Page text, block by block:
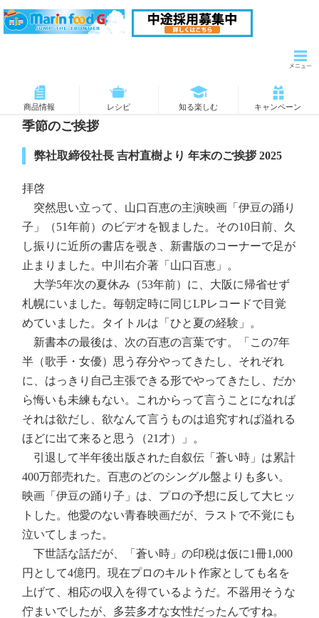
商品情報 レシピ 知る楽しむ キャンペーン
季節のご挨拶
弊社取締役社長 吉村直樹より 年末のご挨拶 2025
拝啓
突然思い立って、山口百恵の主演映画「伊豆の踊り
子」（51年前）のビデオを観ました。その10日前、久
し振りに近所の書店を覗き、新書版のコーナーで足が
止まりました。中川右介著「山口百恵」。
大学5年次の夏休み（53年前）に、大阪に帰省せず
札幌にいました。毎朝定時に同じLPレコードで目覚
めていました。タイトルは「ひと夏の経験」。
新書本の最後は、次の百恵の言葉です。「この7年
半（歌手・女優）思う存分やってきたし、それぞれ
に、はっきり自己主張できる形でやってきたし、だか
ら悔いも未練もない。これからって言うことになれば
それは欲だし、欲なんて言うものは追究すれば溢れる
ほどに出て来ると思う（21才）」。
引退して半年後出版された自叙伝「蒼い時」は累計
400万部売れた。百恵のどのシングル盤よりも多い。
映画「伊豆の踊り子」は、プロの予想に反して大ヒッ
トした。他愛のない青春映画だが、ラストで不覚にも
泣いてしまった。
下世話な話だが、「蒼い時」の印税は仮に1冊1,000
円として4億円。現在プロのキルト作家としても名を
上げて、相応の収入を得ているようだ。不器用そうな
佇まいでしたが、多芸多才な女性だったんですね。